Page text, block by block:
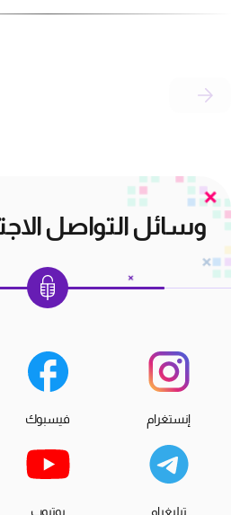
وسائل التواصل
إنستغرام فيسبوك
تيليغرام يوتيوب